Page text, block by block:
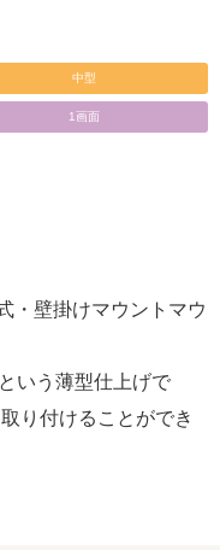
中型
1画面
・壁掛けマウントマウ
いう薄型仕上げで
り付けることができ